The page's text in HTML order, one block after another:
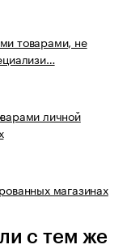
товарами, не
личной
магазинах
с тем же